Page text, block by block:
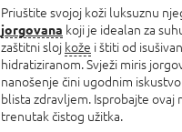
proizvoda
je
0,0
od
5
zvjezdica.
Priuštite svojoj koži luksuznu
jorgovana koji je idealan za
zaštitni sloj kože i štiti od
hidratiziranom. Svježi miris
nanošenje čini ugodnim
blista zdravljem. Isprobajte
trenutak čistog užitka.